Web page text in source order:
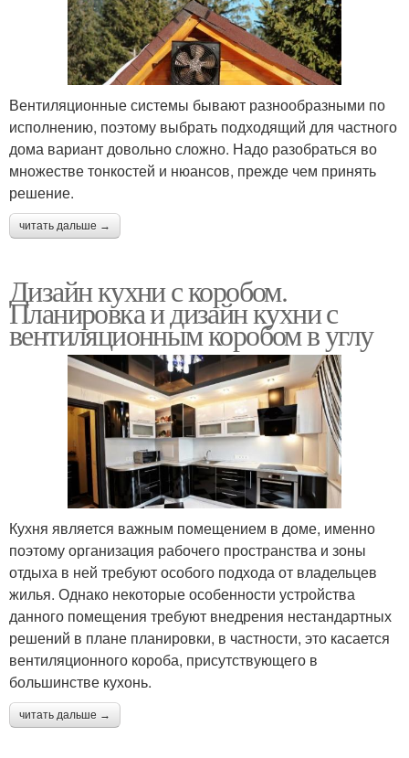
Вентиляционные системы бывают разнообразными по
исполнению, поэтому выбрать подходящий для частного
дома вариант довольно сложно. Надо разобраться во
множестве тонкостей и нюансов, прежде чем принять
решение.
читать дальше →
Дизайн кухни с коробом.
Планировка и дизайн кухни с
вентиляционным коробом в углу
Кухня является важным помещением в доме, именно
поэтому организация рабочего пространства и зоны
отдыха в ней требуют особого подхода от владельцев
жилья. Однако некоторые особенности устройства
данного помещения требуют внедрения нестандартных
решений в плане планировки, в частности, это касается
вентиляционного короба, присутствующего в
большинстве кухонь.
читать дальше →